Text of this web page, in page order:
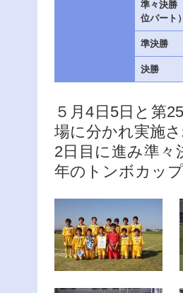
準々決勝
位パート
準決勝
決勝
５月4日5日と第
場に分かれ実施
2日目に進み準々
年のトンボカッ